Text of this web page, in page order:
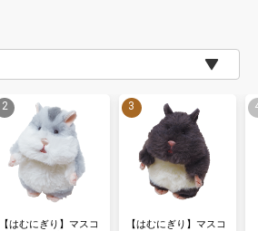
【はむにぎり】マスコ
【はむにぎり】マスコ